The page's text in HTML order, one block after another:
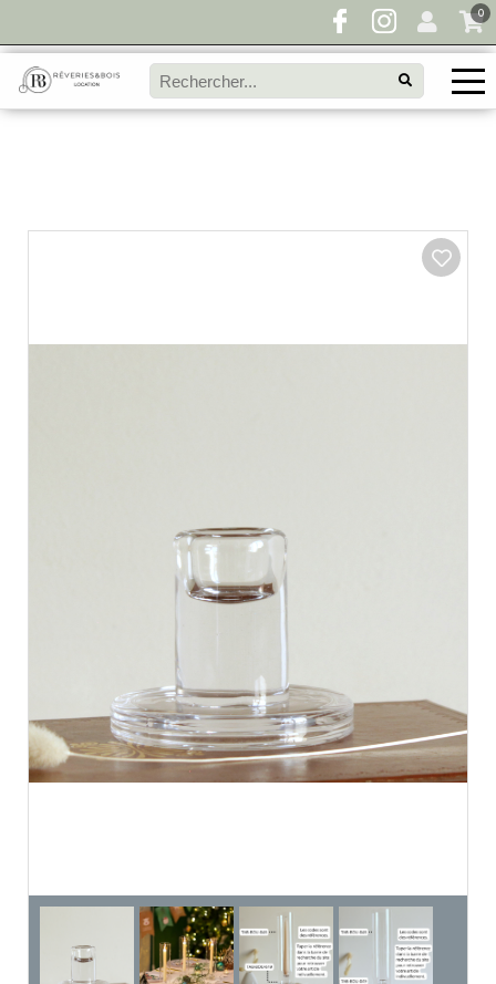
0
Pour toute demande de disponibilité, remplissez